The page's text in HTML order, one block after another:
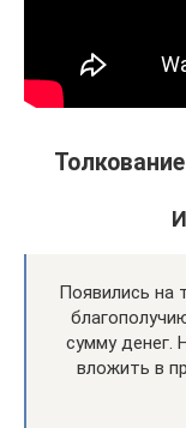
Появились на
сумму денег.
вложить в